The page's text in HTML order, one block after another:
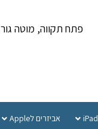
פתח תקווה, מוטה גור 5 קומה 1
iPad אביזרים לApple